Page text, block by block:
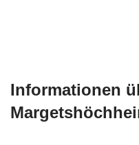
Informationen